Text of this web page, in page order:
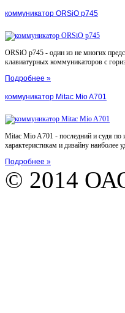
коммуникатор ORSiO p745
ORSiO p745 - один из не многих
клавиатурных коммуникаторов с
Подробнее »
коммуникатор Mitac Mio A701
Mitac Mio A701 - последний и судя
характеристикам и дизайну наиболее
Подробнее »
© 2014